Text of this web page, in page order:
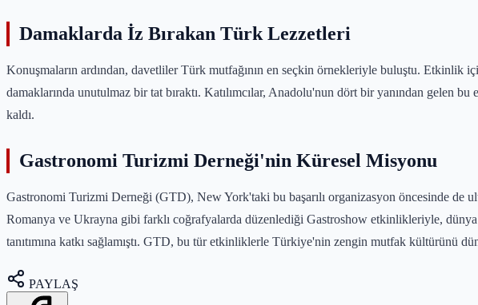
Damaklarda İz Bırakan Türk Lezzetleri
Konuşmaların ardından, davetliler Türk mutfağının en seçkin örnekleriyle buluştu. Etkinlik
damaklarında unutulmaz bir tat bıraktı. Katılımcılar, Anadolu'nun dört bir yanından gelen
kaldı.
Gastronomi Turizmi Derneği'nin Küresel Misyonu
Gastronomi Turizmi Derneği (GTD), New York'taki bu başarılı organizasyon öncesinde de
Romanya ve Ukrayna gibi farklı coğrafyalarda düzenlediği Gastroshow etkinlikleriyle,
tanıtımına katkı sağlamıştı. GTD, bu tür etkinliklerle Türkiye'nin zengin mutfak kültürünü
PAYLAŞ